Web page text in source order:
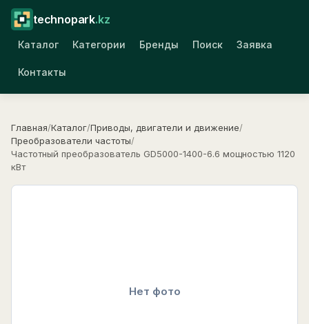
technopark.kz
Каталог Категории Бренды Поиск Заявка
Контакты
Главная/Каталог/Приводы, двигатели и движение/
Преобразователи частоты/
Частотный преобразователь GD5000-1400-6.6 мощностью 1120
кВт
Нет фото